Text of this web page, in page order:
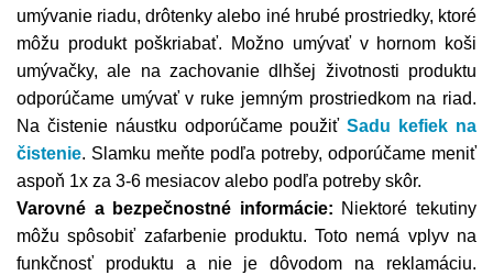
umývanie riadu, drôtenky alebo iné hrubé prostriedky, ktoré
môžu produkt poškriabať. Možno umývať v hornom koši
umývačky, ale na zachovanie dlhšej životnosti produktu
odporúčame umývať v ruke jemným prostriedkom na riad.
Na čistenie náustku odporúčame použiťSadu kefiek na
čistenie. Slamku meňte podľa potreby, odporúčame meniť
aspoň 1x za 3-6 mesiacov alebo podľa potreby skôr.
Varovné a bezpečnostné informácie: Niektoré tekutiny
môžu spôsobiť zafarbenie produktu. Toto nemá vplyv na
funkčnosť produktu a nie je dôvodom na reklamáciu.